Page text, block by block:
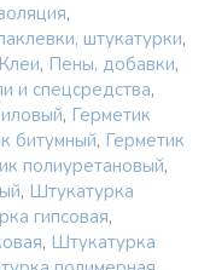
,
штукатурки,
Клеи, Пены, добавки,
и спецсредства,
, Герметик
битумный, Герметик
полиуретановый,
, Штукатурка
гипсовая,
, Штукатурка